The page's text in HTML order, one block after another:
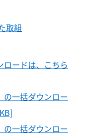
取組
ロードは、こちら
の一括ダウンロー
の一括ダウンロー